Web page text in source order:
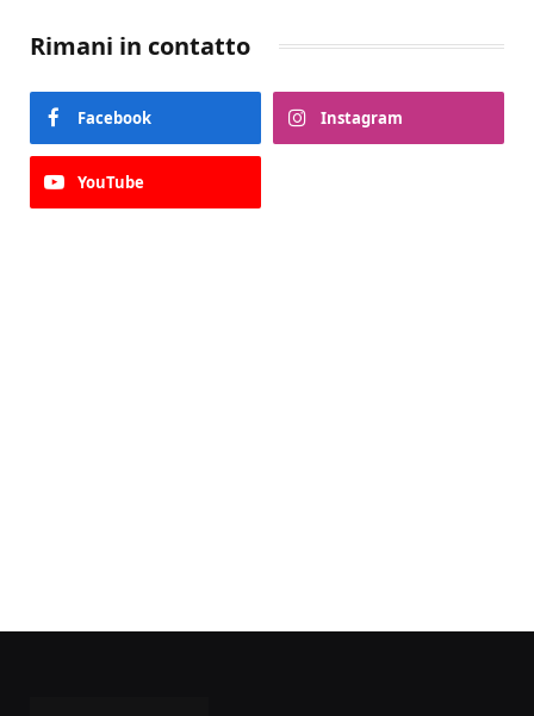
Rimani in contatto
Facebook Instagram
YouTube